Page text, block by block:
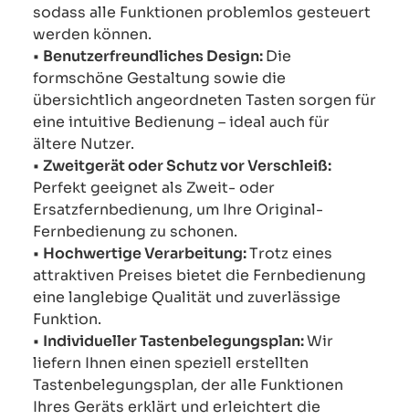
sodass alle Funktionen problemlos gesteuert
werden können.
• Benutzerfreundliches Design:Die
formschöne Gestaltung sowie die
übersichtlich angeordneten Tasten sorgen für
eine intuitive Bedienung – ideal auch für
ältere Nutzer.
• Zweitgerät oder Schutz vor Verschleiß:
Perfekt geeignet als Zweit- oder
Ersatzfernbedienung, um Ihre Original-
Fernbedienung zu schonen.
• Hochwertige Verarbeitung:Trotz eines
attraktiven Preises bietet die Fernbedienung
eine langlebige Qualität und zuverlässige
Funktion.
• Individueller Tastenbelegungsplan:Wir
liefern Ihnen einen speziell erstellten
Tastenbelegungsplan, der alle Funktionen
Ihres Geräts erklärt und erleichtert die